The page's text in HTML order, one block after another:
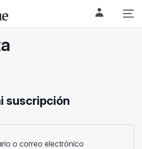
suscripción
o correo electrónico